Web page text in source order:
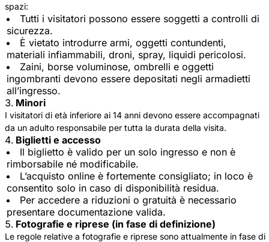
spazi:
Tutti i visitatori possono essere soggetti a controlli di
sicurezza.
È vietato introdurre armi, oggetti contundenti,
materiali infiammabili, droni, spray, liquidi pericolosi.
Zaini, borse voluminose, ombrelli e oggetti
ingombranti devono essere depositati negli armadietti
all’ingresso.
Minori
I visitatori di età inferiore ai 14 anni devono essere accompagnati
da un adulto responsabile per tutta la durata della visita.
Biglietti e accesso
Il biglietto è valido per un solo ingresso e non è
rimborsabile né modificabile.
L’acquisto online è fortemente consigliato; in loco è
consentito solo in caso di disponibilità residua.
Per accedere a riduzioni o gratuità è necessario
presentare documentazione valida.
Fotografie e riprese (in fase di definizione)
Le regole relative a fotografie e riprese sono attualmente in fase di